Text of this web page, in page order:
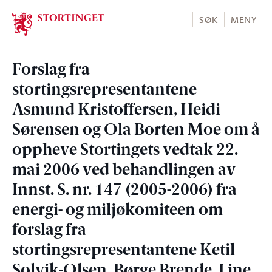
Stortinget.no
SØK MENY
Forslag fra
stortingsrepresentantene
Asmund Kristoffersen, Heidi
Sørensen og Ola Borten Moe om å
oppheve Stortingets vedtak 22.
mai 2006 ved behandlingen av
Innst. S. nr. 147 (2005-2006) fra
energi- og miljøkomiteen om
forslag fra
stortingsrepresentantene Ketil